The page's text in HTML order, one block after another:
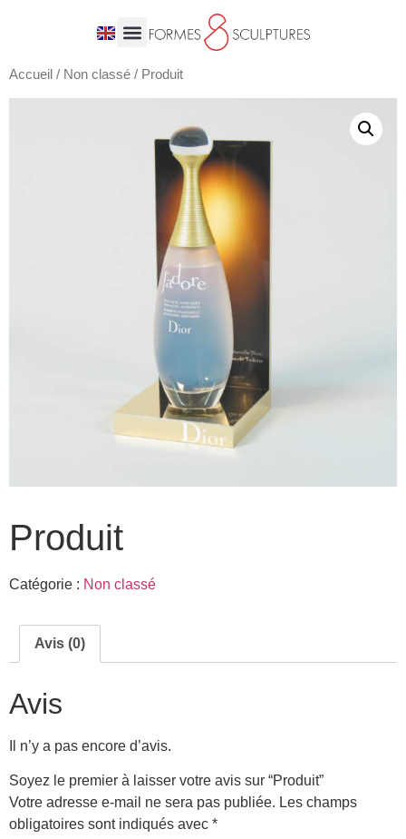
Accueil / Non classé / Produit
Produit
Catégorie : Non classé
Avis (0)
Avis
Il n’y a pas encore d’avis.
Soyez le premier à laisser votre avis sur “Produit”
Votre adresse e-mail ne sera pas publiée. Les champs
obligatoires sont indiqués avec *